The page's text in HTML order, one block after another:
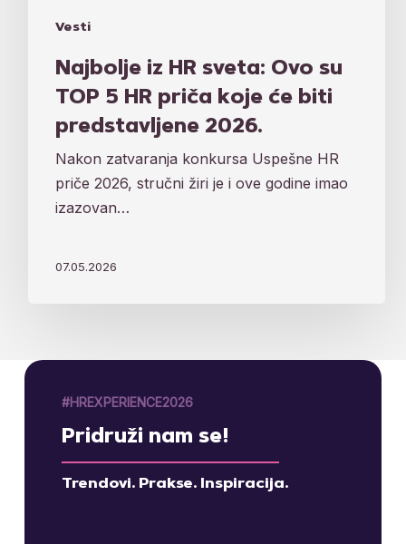
Vesti
Najbolje iz HR sveta: Ovo su
TOP 5 HR priča koje će biti
predstavljene 2026.
Nakon zatvaranja konkursa Uspešne HR
priče 2026, stručni žiri je i ove godine imao
izazovan…
07.05.2026
#HREXPERIENCE2026
Pridruži nam se!
Trendovi. Prakse. Inspiracija.